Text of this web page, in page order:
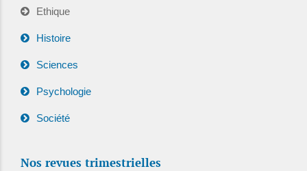
Ethique
Histoire
Sciences
Psychologie
Société
Nos revues trimestrielles